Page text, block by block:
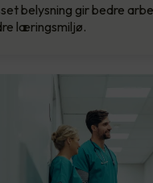
belysning gir bedre
læringsmiljø.